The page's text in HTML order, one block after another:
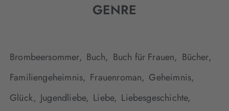
GENRE
Brombeersommer, Buch, Buch für Frauen, Bücher,
Familiengeheimnis, Frauenroman, Geheimnis,
Glück, Jugendliebe, Liebe, Liebesgeschichte,